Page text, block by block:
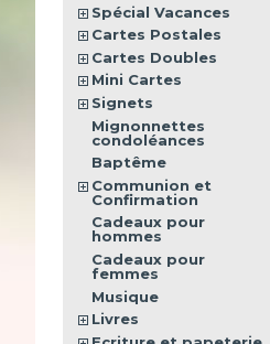
Spécial Vacances
Cartes Postales
Cartes Doubles
Mini Cartes
Signets
Mignonnettes
condoléances
Baptême
Communion et
Confirmation
Cadeaux pour
hommes
Cadeaux pour
femmes
Musique
Livres